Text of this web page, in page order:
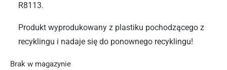
R8113.
Produkt wyprodukowany z plastiku pochodzącego z
recyklingu i nadaje się do ponownego recyklingu!
Brak w magazynie